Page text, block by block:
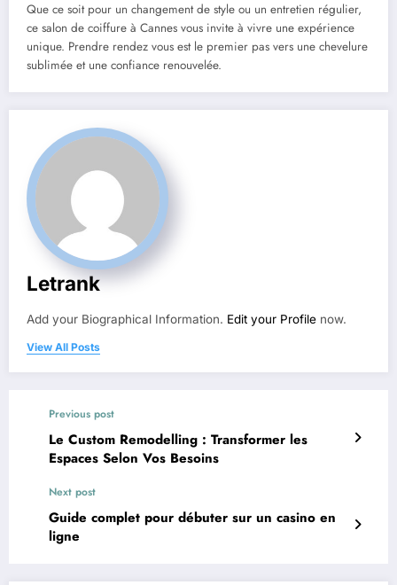
Que ce soit pour un changement de style ou un entretien régulier,
ce salon de coiffure à Cannes vous invite à vivre une expérience
unique. Prendre rendez vous est le premier pas vers une chevelure
sublimée et une confiance renouvelée.
Letrank
Add your Biographical Information. Edit your Profile now.
View All Posts
Previous post
Le Custom Remodelling : Transformer les
Espaces Selon Vos Besoins
Next post
Guide complet pour débuter sur un casino en
ligne